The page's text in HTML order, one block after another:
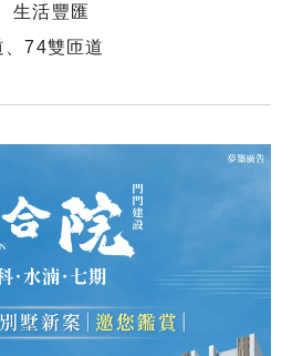
生活豐匯
74雙匝道